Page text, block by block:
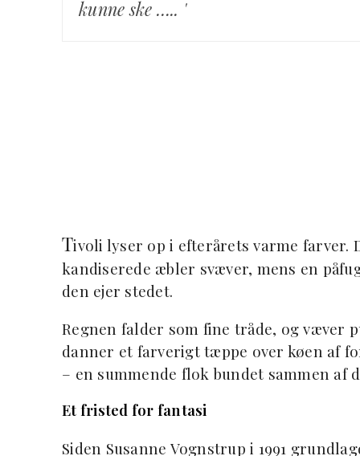
kunne ske ….. '
Tivoli lyser op i efterårets varme
kandiserede æbler svæver, mens en
den ejer stedet.
Regnen falder som fine tråde, og væver
danner et farverigt tæppe over køen af
– en summende flok bundet sammen af
Et fristed for fantasi
Siden Susanne Vognstrup i 1991